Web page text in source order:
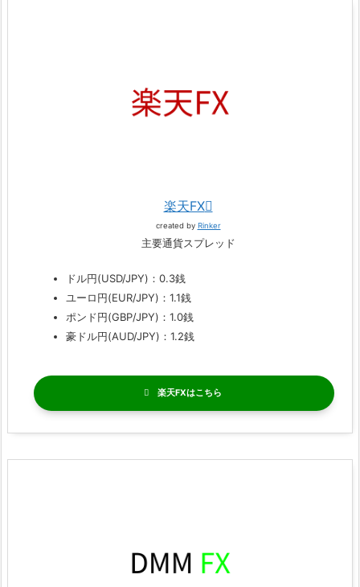
楽天FX
created by Rinker
主要通貨スプレッド
ドル円(USD/JPY)：0.3銭
ユーロ円(EUR/JPY)：1.1銭
ポンド円(GBP/JPY)：1.0銭
豪ドル円(AUD/JPY)：1.2銭
楽天FX